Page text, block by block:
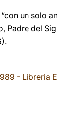
un solo
Padre del
- Libreria